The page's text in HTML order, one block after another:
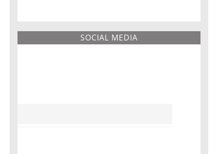
SOCIAL MEDIA